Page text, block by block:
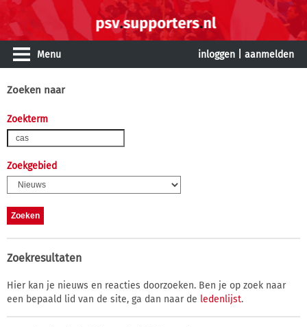
Menu inloggen aanmelden
Zoeken naar
Zoekterm
Zoekgebied
Zoekresultaten
Hier kan je nieuws en reacties doorzoeken. Ben je op zoek naar
een bepaald lid van de site, ga dan naar de ledenlijst.